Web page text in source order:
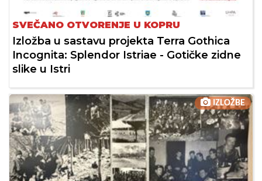
SVEČANO OTVORENJE U KOPRU
Izložba u sastavu projekta Terra Gothica
Incognita: Splendor Istriae - Gotičke zidne
slike u Istri
IZLOŽBE